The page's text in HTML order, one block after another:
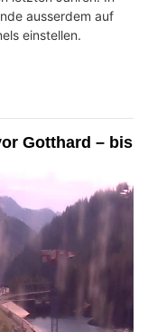
ausserdem auf
einstellen.
Gotthard – bis